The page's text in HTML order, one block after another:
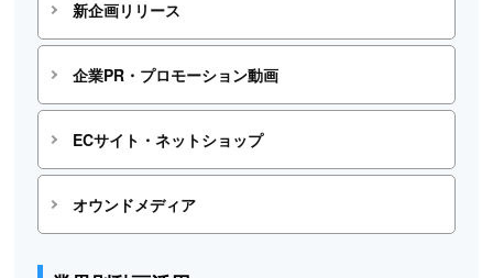
新企画リリース
企業PR・プロモーション動画
ECサイト・ネットショップ
オウンドメディア